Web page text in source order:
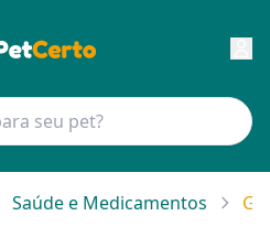
Saúde e Medicamentos